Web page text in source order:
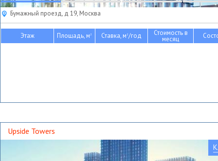
Бумажный проезд, д 19, Москва
Этаж Площадь, м2 Ставка, м2/год Стоимость в
месяц
Upside Towers